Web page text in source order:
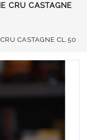
CRU CASTAGNE
CASTAGNE CL.50